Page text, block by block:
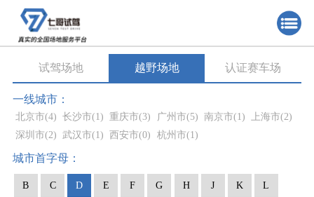
试驾场地 越野场地 认证赛车场
一线城市：
北京市(4) 长沙市(1) 重庆市(3) 广州市(5) 南京市(1) 上海市(2)
深圳市(2) 武汉市(1) 西安市(0) 杭州市(1)
城市首字母：
B C D E F G H J K L